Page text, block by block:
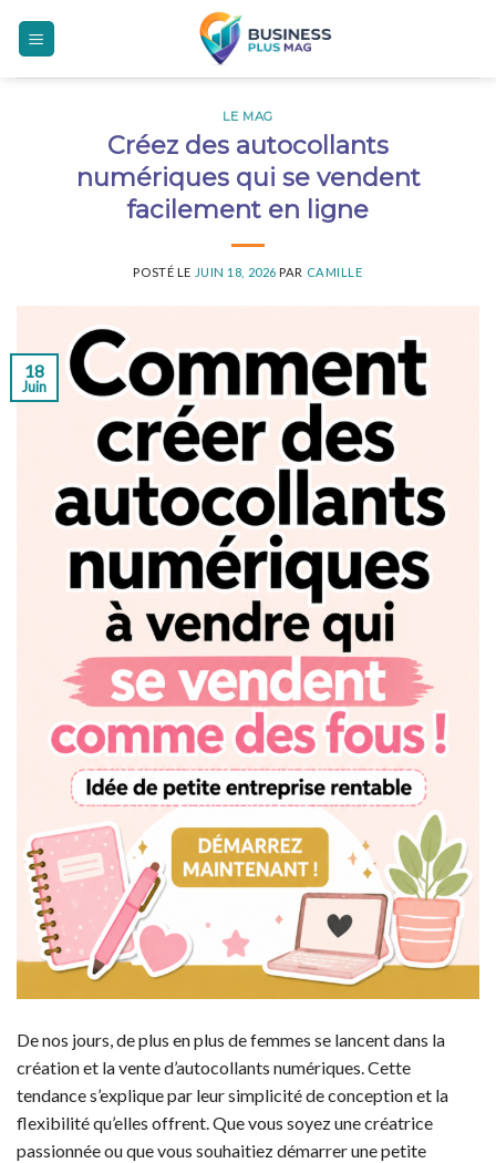
LE MAG
Créez des autocollants
numériques qui se vendent
facilement en ligne
POSTÉ LE JUIN 18, 2026 PAR CAMILLE
18
Juin
De nos jours, de plus en plus de femmes se lancent dans la
création et la vente d’autocollants numériques. Cette
tendance s’explique par leur simplicité de conception et la
flexibilité qu’elles offrent. Que vous soyez une créatrice
passionnée ou que vous souhaitiez démarrer une petite